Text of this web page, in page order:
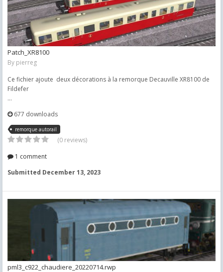
Patch_XR8100
By pierreg
Ce fichier ajoute deux décorations à la remorque Decauville XR8100 de
Fildefer
...
677 downloads
remorque autorail
(0 reviews)
1 comment
Submitted December 13, 2023
pml3_c922_chaudiere_20220714.rwp